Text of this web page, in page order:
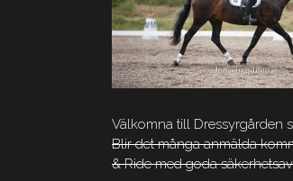
Välkomna till Dressyrgården
Blir det många anmälda
& Ride med goda